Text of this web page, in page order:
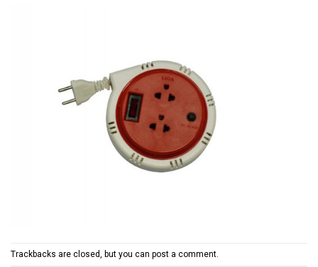
Trackbacks are closed, but you can post a comment.